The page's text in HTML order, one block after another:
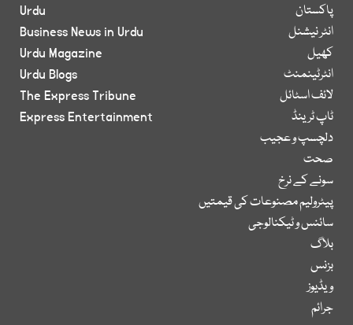
پاکستان
انٹر نیشنل
کھیل
انٹرٹینمنٹ
لائف اسٹائل
ٹاپ ٹرینڈ
دلچسپ و عجیب
صحت
سونے کے نرخ
پیٹرولیم مصنوعات کی قیمتیں
سائنس و ٹیکنالوجی
بلاگ
بزنس
ویڈیوز
جرائم
Urdu
Business News in Urdu
Urdu Magazine
Urdu Blogs
The Express Tribune
Express Entertainment